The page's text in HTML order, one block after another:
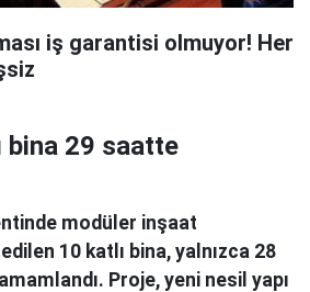
iş garantisi olmuyor! Her
bina 29 saatte
modüler inşaat
10 katlı bina, yalnızca 28
Proje, yeni nesil yapı